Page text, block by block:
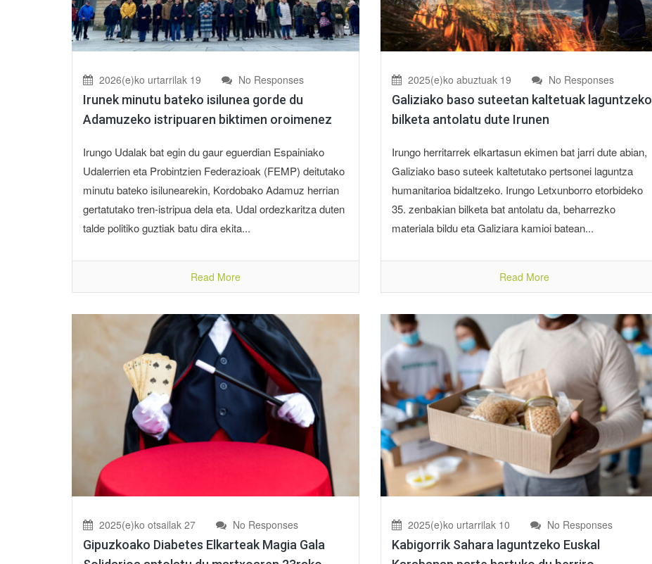
2026(e)ko urtarrilak 19 No Responses
Irunek minutu bateko isilunea gorde du
Adamuzeko istripuaren biktimen oroimenez
Irungo Udalak bat egin du gaur eguerdian Espainiako
Udalerrien eta Probintzien Federazioak (FEMP) deitutako
minutu bateko isilunearekin, Kordobako Adamuz herrian
gertatutako tren-istripua dela eta. Udal ordezkaritza duten
talde politiko guztiak batu dira ekita...
Read More
2025(e)ko abuztuak 19 No Responses
Galiziako baso suteetan kaltetuak laguntzeko
bilketa antolatu dute Irunen
Irungo herritarrek elkartasun ekimen bat jarri dute abian,
Galiziako baso suteek kaltetutako pertsonei laguntza
humanitarioa bidaltzeko. Irungo Letxunborro etorbideko
35. zenbakian bilketa bat antolatu da, beharrezko
materiala bildu eta Galiziara kamioi batean...
Read More
2025(e)ko otsailak 27 No Responses
Gipuzkoako Diabetes Elkarteak Magia Gala
2025(e)ko urtarrilak 10 No Responses
Kabigorrik Sahara laguntzeko Euskal